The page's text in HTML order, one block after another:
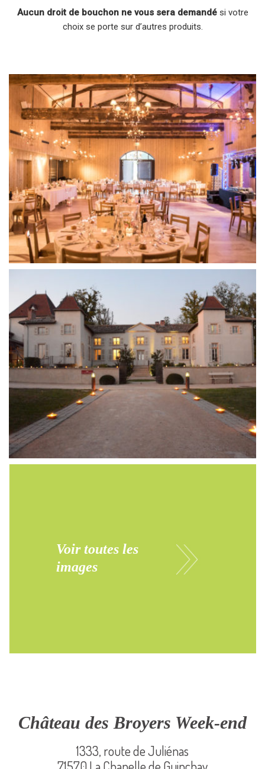
Aucun droit de bouchon ne vous sera demandési votre
choix se porte sur d’autres produits.
Voir toutes les
images
Château des Broyers Week-end
1333, route de Juliénas